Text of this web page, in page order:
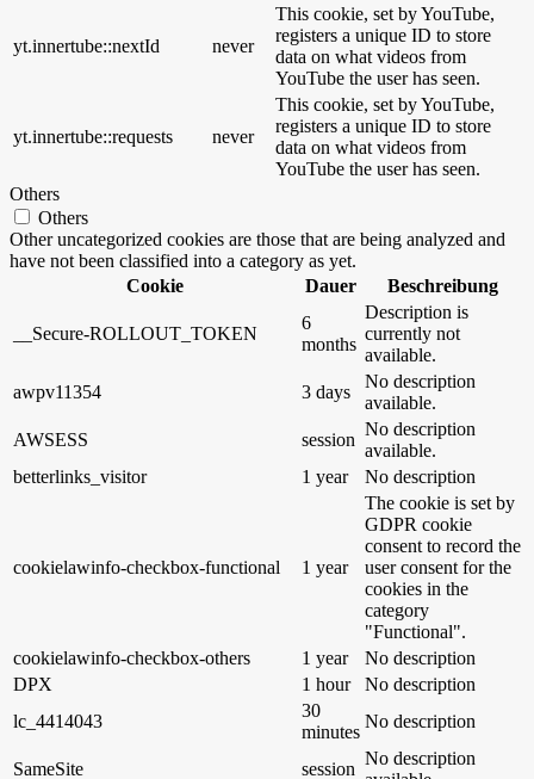
yt.innertube::nextId never
This cookie, set by YouTube,
registers a unique ID to store
data on what videos from
YouTube the user has seen.
yt.innertube::requests never
This cookie, set by YouTube,
registers a unique ID to store
data on what videos from
YouTube the user has seen.
Others
Others
Other uncategorized cookies are those that are being analyzed and
have not been classified into a category as yet.
Cookie
Dauer Beschreibung
__Secure-ROLLOUT_TOKEN
6
months
Description is
currently not
available.
awpv11354
3 days
No description
available.
AWSESS
session
No description
available.
betterlinks_visitor
1 year No description
cookielawinfo-checkbox-functional 1 year
The cookie is set by
GDPR cookie
consent to record the
user consent for the
cookies in the
category
"Functional".
cookielawinfo-checkbox-others
1 year
No description
DPX
1 hour
No description
lc_4414043
30
minutes
No description
SameSite session
No description